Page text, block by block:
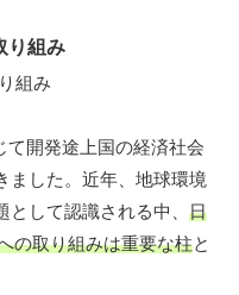
り組み
て開発途上国の経済社会
ました。近年、地球環境
して認識される中、 日
の取り組みは重要な柱と